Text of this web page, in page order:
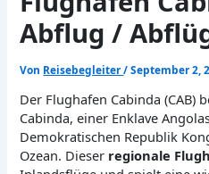
Abflug /
Von Reisebegleiter/September 2,
Der Flughafen Cabinda (CAB)
Cabinda, einer Enklave
Demokratischen Republik
Ozean. Dieser regionale